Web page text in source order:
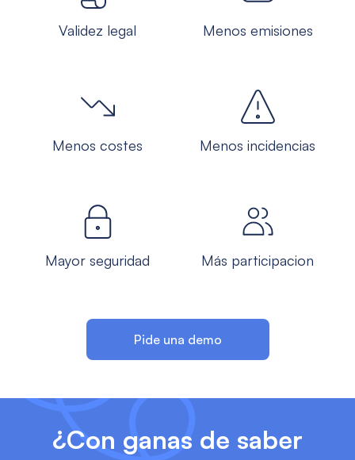
Validez legal Menos emisiones
Menos costes Menos incidencias
Mayor seguridad Más participacion
Pide una demo
¿Con ganas de saber